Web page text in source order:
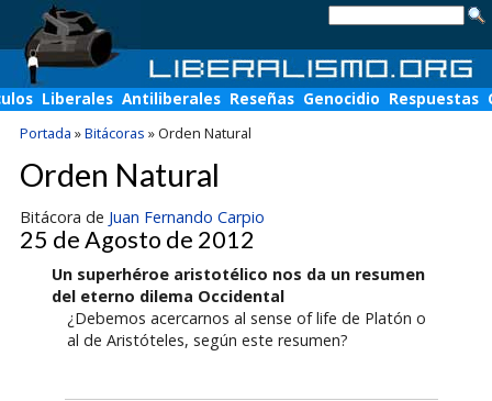
Liberales Antiliberales Reseñas Genocidio Respuestas
Portada »Bitácoras »Orden Natural
Orden Natural
Bitácora de Juan Fernando Carpio
25 de Agosto de 2012
Un superhéroe aristotélico nos da un resumen
del eterno dilema Occidental
¿Debemos acercarnos al sense of life de Platón o
al de Aristóteles, según este resumen?